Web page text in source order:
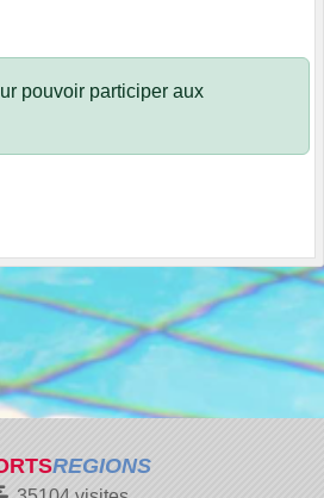
pouvoir participer aux
REGIONS